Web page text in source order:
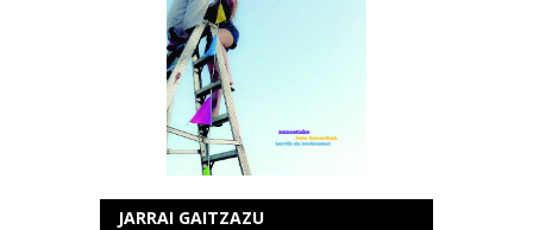
JARRAI GAITZAZU